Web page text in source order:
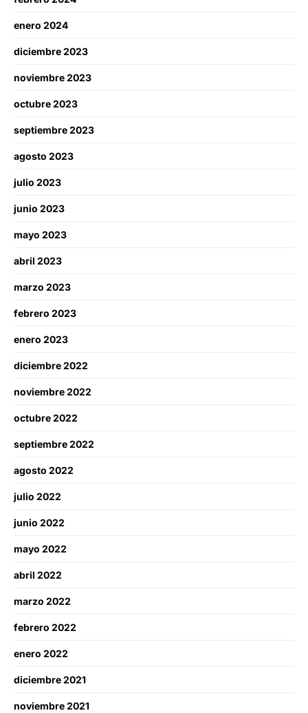
enero 2024
diciembre 2023
noviembre 2023
octubre 2023
septiembre 2023
agosto 2023
julio 2023
junio 2023
mayo 2023
abril 2023
marzo 2023
febrero 2023
enero 2023
diciembre 2022
noviembre 2022
octubre 2022
septiembre 2022
agosto 2022
julio 2022
junio 2022
mayo 2022
abril 2022
marzo 2022
febrero 2022
enero 2022
diciembre 2021
noviembre 2021